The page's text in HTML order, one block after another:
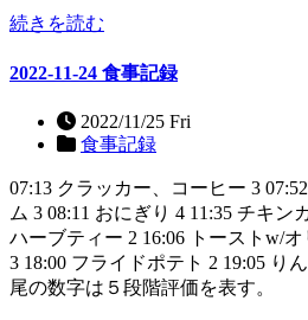
続きを読む
2022-11-24 食事記録
2022/11/25 Fri
食事記録
07:13 クラッカー、コーヒー 3
ム 3 08:11 おにぎり 4 11:35 チキン
ハーブティー 2 16:06 トーストw/
3 18:00 フライドポテト 2 19:05 り
尾の数字は５段階評価を表す。